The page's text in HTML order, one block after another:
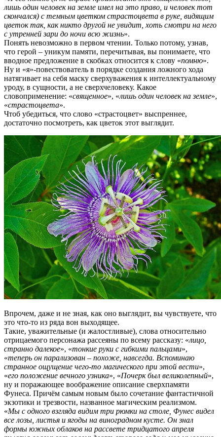
лишь один человек на земле имел на это право, и человек тот
скончался) с темным цветком страстоцвета в руке, видящим
цветок так, как никто другой не увидит, хоть смотри на него
с утренней зари до ночи всю жизнь».
Понять невозможно в первом чтении. Только потому, узнав,
что герой – уникум памяти, перечитывая, вы понимаете, что
вводное предложение в скобках относится к слову «помню».
Ну и «я»-повествователь в порядке создания ложного хода
натягивает на себя маску сверхуважения к интеллектуальному
уроду, в сущности, а не сверхчеловеку. Какое
словоприменение: «священное», «лишь один человек на земле»,
«страстоцвета».
Чтоб убедиться, что слово «страстоцвет» выспреннее,
достаточно посмотреть, как цветок этот выглядит.
Впрочем, даже и не зная, как оно выглядит, вы чувствуете, что
это что-то из ряда вон выходящее.
Такие, уважительные (и жалостливые), слова относительно
отрицаемого персонажа рассеяны по всему рассказу: «лицо,
странно далекое», «тонкие руки с гибкими пальцами»,
«теперь он парализован – похоже, навсегда. Вспоминаю
странное ощущение чего-то магического при этой вести»,
«его положение вечного узника», «Почерк был великолепный»,
ну и поражающее воображение описание сверхпамяти
Фунеса. Причём самым новым было сочетание фантастичной
экзотики и трезвости, названное магическим реализмом.
«Мы с одного взгляда видим три рюмки на столе, Фунес видел
все лозы, листья и ягоды на виноградном кусте. Он знал
формы южных облаков на рассвете тридцатого апреля